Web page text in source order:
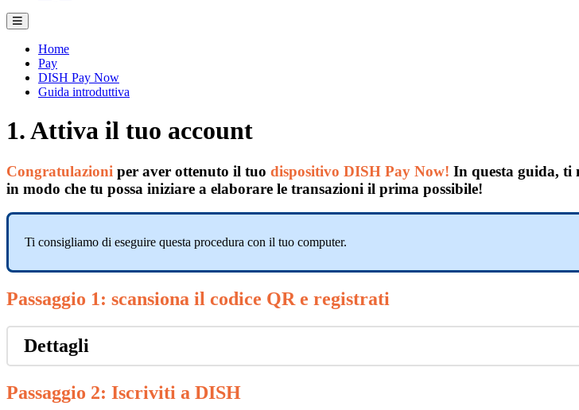
Home
Pay
DISH Pay Now
Guida introduttiva
1. Attiva il tuo account
Congratulazioni per aver ottenuto il tuo dispositivo DISH Pay Now! In questa guida, ti
in modo che tu possa iniziare a elaborare le transazioni il prima possibile!
Ti consigliamo di eseguire questa procedura con il tuo computer.
Passaggio 1: scansiona il codice QR e registrati
Dettagli
Passaggio 2: Iscriviti a DISH